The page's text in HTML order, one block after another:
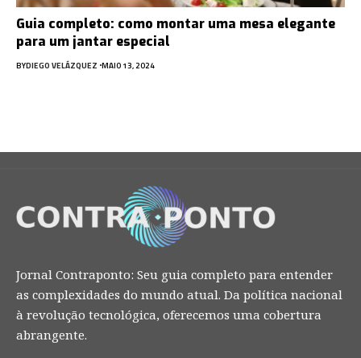
Guia completo: como montar uma mesa elegante
para um jantar especial
BYDIEGO VELÁZQUEZ MAIO 13, 2024
Jornal Contraponto: Seu guia completo para entender
as complexidades do mundo atual. Da política nacional
à revolução tecnológica, oferecemos uma cobertura
abrangente.